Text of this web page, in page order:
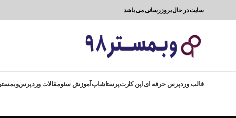
سایت در حال بروزرسانی می باشد
قالب وردپرس حرفه ایاپن کارتپرستاشاپآموزش سئومقالات وردپرسوبمستر 98